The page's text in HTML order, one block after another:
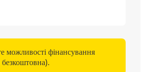
можливості фінансування
безкоштовна).